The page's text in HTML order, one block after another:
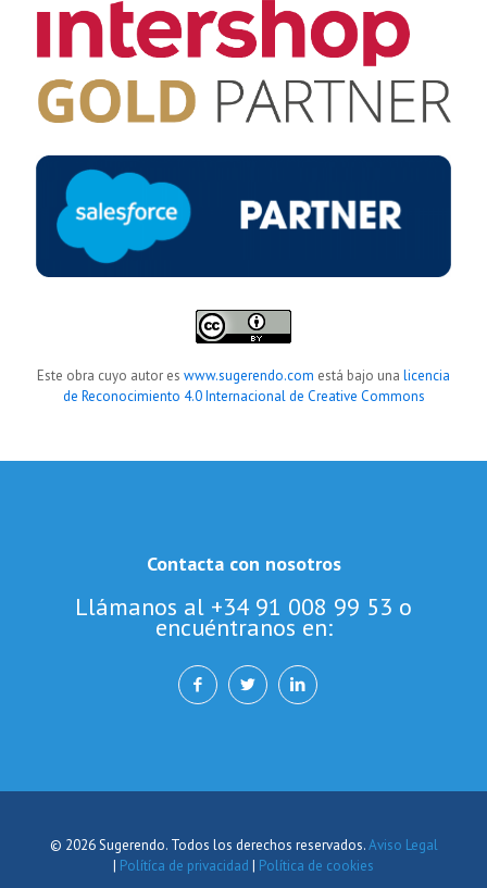
Este obra cuyo autor es www.sugerendo.com está bajo una licencia
de Reconocimiento 4.0 Internacional de Creative Commons
Contacta con nosotros
Llámanos al +34 91 008 99 53 o
encuéntranos en:
© 2026 Sugerendo. Todos los derechos reservados.Aviso Legal
| Polítíca de privacidad | Política de cookies